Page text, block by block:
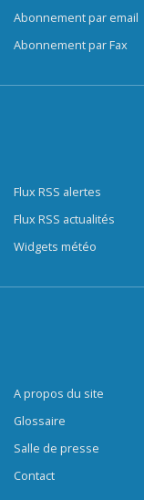
Abonnement par email
Abonnement par Fax
Flux RSS alertes
Flux RSS actualités
Widgets météo
A propos du site
Glossaire
Salle de presse
Contact